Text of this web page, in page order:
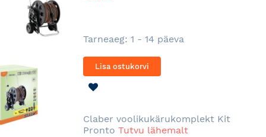
Tarneaeg: 1 - 14 päeva
Lisa ostukorvi
Claber voolikukärukomplekt Kit
Pronto Tutvu lähemalt